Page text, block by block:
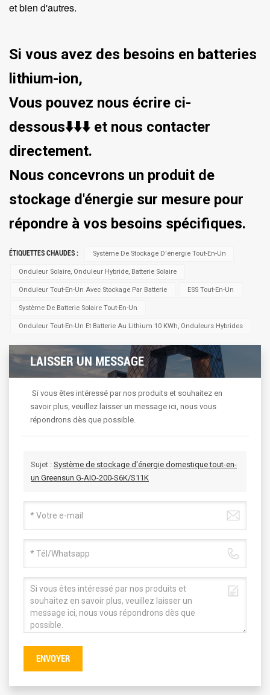
et bien d'autres.
Si vous avez des besoins en batteries
lithium-ion,
Vous pouvez nous écrire ci-
dessous⬇️⬇️⬇️ et nous contacter
directement.
Nous concevrons un produit de
stockage d'énergie sur mesure pour
répondre à vos besoins spécifiques.
ÉTIQUETTES CHAUDES : Système De Stockage D'énergie Tout-En-Un
Onduleur Solaire, Onduleur Hybride, Batterie Solaire
Onduleur Tout-En-Un Avec Stockage Par Batterie ESS Tout-En-Un
Système De Batterie Solaire Tout-En-Un
Onduleur Tout-En-Un Et Batterie Au Lithium 10 KWh, Onduleurs Hybrides
LAISSER UN MESSAGE
Si vous êtes intéressé par nos produits et souhaitez en
savoir plus, veuillez laisser un message ici, nous vous
répondrons dès que possible.
Sujet : Système de stockage d'énergie domestique tout-en-
un Greensun G-AIO-200-S6K/S11K
ENVOYER